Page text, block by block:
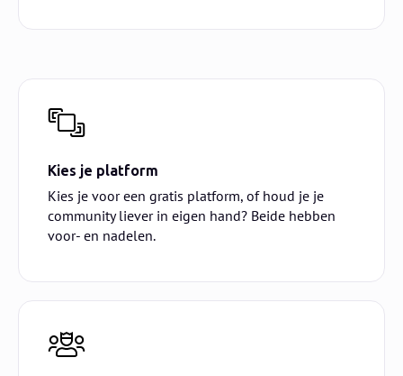
Kies je platform
Kies je voor een gratis platform, of houd je je
community liever in eigen hand? Beide hebben
voor- en nadelen.